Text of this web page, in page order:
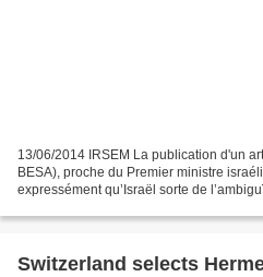
13/06/2014 IRSEM La publication d'un
BESA), proche du Premier ministre
expressément qu’Israël sorte de
Switzerland selects